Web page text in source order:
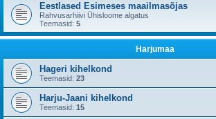
Eestlased Esimeses maailmasõjas
Rahvusarhiivi Ühisloome algatus
Teemasid: 5
Harjumaa
Hageri kihelkond
Teemasid: 23
Harju-Jaani kihelkond
Teemasid: 15